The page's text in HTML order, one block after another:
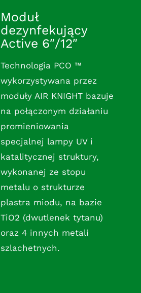
Moduł
dezynfekujący
Active 6″/12″
Technologia PCO ™
wykorzystywana przez
moduły AIR KNIGHT bazuje
na połączonym działaniu
promieniowania
specjalnej lampy UV i
katalitycznej struktury,
wykonanej ze stopu
metalu o strukturze
plastra miodu, na bazie
TiO2 (dwutlenek tytanu)
oraz 4 innych metali
szlachetnych.